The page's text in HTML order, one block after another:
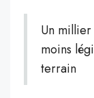
Un
moins
terrain